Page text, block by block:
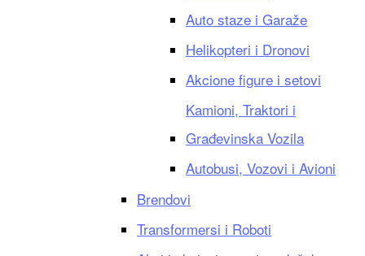
Auto staze i Garaže
Helikopteri i Dronovi
Akcione figure i setovi
Kamioni, Traktori i
Građevinska Vozila
Autobusi, Vozovi i Avioni
Brendovi
Transformersi i Roboti